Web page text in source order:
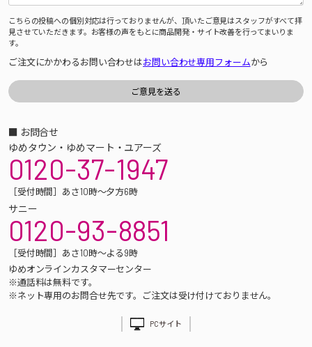
こちらの投稿への個別対応は行っておりませんが、頂いたご意見はスタッフがすべて拝
見させていただきます。お客様の声をもとに商品開発・サイト改善を行ってまいりま
す。
ご注文にかかわるお問い合わせはお問い合わせ専用フォームから
■ お問合せ
ゆめタウン・ゆめマート・ユアーズ
0120-37-1947
［受付時間］あさ10時～夕方6時
サニー
0120-93-8851
［受付時間］あさ10時～よる9時
ゆめオンラインカスタマーセンター
※通話料は無料です。
※ネット専用のお問合せ先です。ご注文は受け付けておりません。
PCサイト